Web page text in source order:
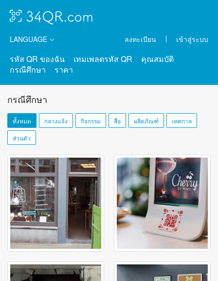
LANGUAGE ลงทะเบียน เข้าสู่ระบบ
รหัส QR ของฉัน เทมเพลตรหัส QR
คุณสมบัติ
กรณีศึกษา
ราคา
กรณีศึกษา
ทั้งหมด กลางแจ้ง กิจกรรม สื่อ ผลิตภัณฑ์ เทศกาล
ส่วนตัว